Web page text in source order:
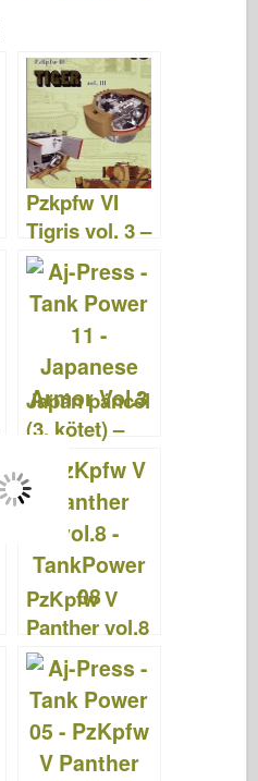
bl o
d
o
n
di
t
e
Pzkpfw VI
Tigris vol. 3 –
TankPower
Japán páncél
(3. kötet) –
TankPower
11
PzKpfw V
Panther vol.8
– TankPower